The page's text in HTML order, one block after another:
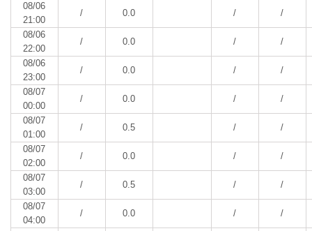
08/06
21:00
/ 0.0 / /
08/06
22:00
/ 0.0 / /
08/06
23:00
/ 0.0 / /
08/07
00:00
/ 0.0 / /
08/07
01:00
/ 0.5 / /
08/07
02:00
/ 0.0 / /
08/07
03:00
/ 0.5 / /
08/07
04:00
/ 0.0 / /